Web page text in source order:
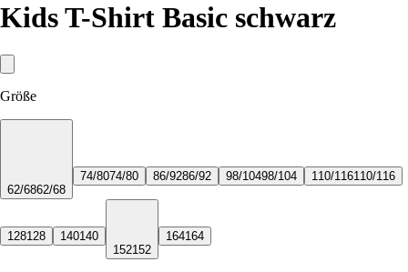
Kids T-Shirt Basic schwarz
Größe
62/6862/68
74/8074/80 86/9286/92 98/10498/104 110/116110/116
128128 140140
152152
164164